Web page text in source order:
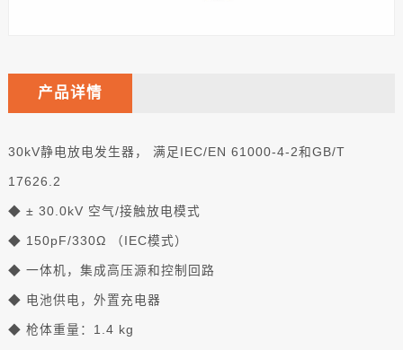
产品详情
30kV静电放电发生器， 满足IEC/EN 61000-4-2和GB/T
17626.2
◆ ± 30.0kV 空气/接触放电模式
◆ 150pF/330Ω （IEC模式）
◆ 一体机，集成高压源和控制回路
◆ 电池供电，外置充电器
◆ 枪体重量：1.4 kg